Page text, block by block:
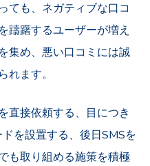
ても、ネガティブな口コ
躊躇するユーザーが増え
集め、悪い口コミには誠
ます。
直接依頼する、目につき
を設置する、後日SMSを
も取り組める施策を積極